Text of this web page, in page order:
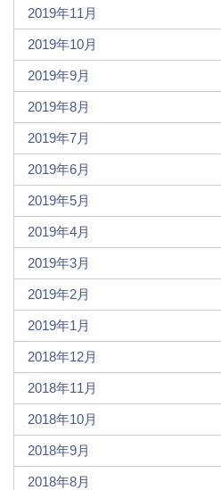
2019年11月
2019年10月
2019年9月
2019年8月
2019年7月
2019年6月
2019年5月
2019年4月
2019年3月
2019年2月
2019年1月
2018年12月
2018年11月
2018年10月
2018年9月
2018年8月